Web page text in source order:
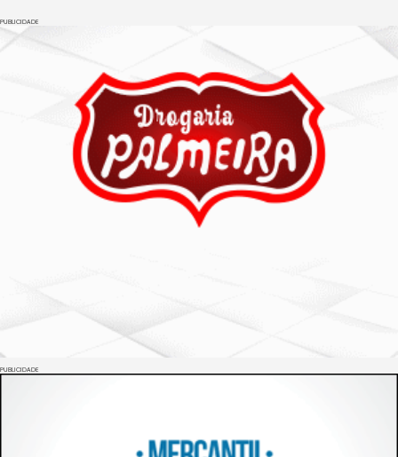
PUBLICIDADE
PUBLICIDADE